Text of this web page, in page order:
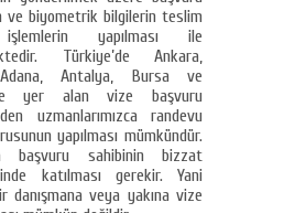
ve biyometrik bilgilerin teslim
yapılması ile
Türkiye’de Ankara,
Antalya, Bursa ve
yer alan vize başvuru
uzmanlarımızca randevu
yapılması mümkündür.
başvuru sahibinin bizzat
katılması gerekir. Yani
veya yakına vize